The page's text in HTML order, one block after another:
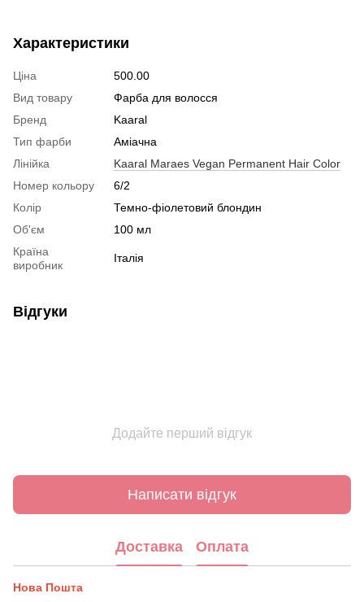
Характеристики
Ціна
500.00
Вид товару
Фарба для волосся
Бренд
Kaaral
Тип фарби
Аміачна
Лінійка
Kaaral Maraes Vegan Permanent Hair Color
Номер кольору
6/2
Колір
Темно-фіолетовий блондин
Об'єм
100 мл
Країна
виробник
Італія
Відгуки
Додайте перший відгук
Написати відгук
Доставка Оплата
Нова Пошта